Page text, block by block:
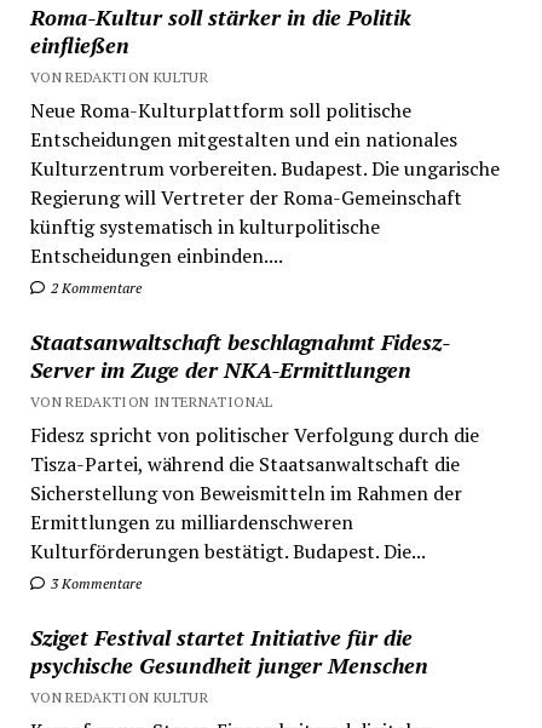
Roma-Kultur soll stärker in die Politik
einfließen
VON REDAKTION KULTUR
Neue Roma-Kulturplattform soll politische
Entscheidungen mitgestalten und ein nationales
Kulturzentrum vorbereiten. Budapest. Die ungarische
Regierung will Vertreter der Roma-Gemeinschaft
künftig systematisch in kulturpolitische
Entscheidungen einbinden....
2 Kommentare
Staatsanwaltschaft beschlagnahmt Fidesz-
Server im Zuge der NKA-Ermittlungen
VON REDAKTION INTERNATIONAL
Fidesz spricht von politischer Verfolgung durch die
Tisza-Partei, während die Staatsanwaltschaft die
Sicherstellung von Beweismitteln im Rahmen der
Ermittlungen zu milliardenschweren
Kulturförderungen bestätigt. Budapest. Die...
3 Kommentare
Sziget Festival startet Initiative für die
psychische Gesundheit junger Menschen
VON REDAKTION KULTUR